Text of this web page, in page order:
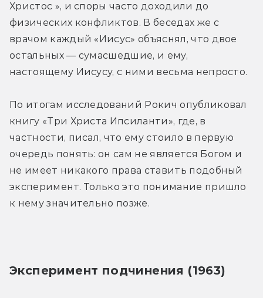
Христос », и споры часто доходили до
физических конфликтов. В беседах же с
врачом каждый «Иисус» объяснял, что двое
остальных — сумасшедшие, и ему,
настоящему Иисусу, с ними весьма непросто.
По итогам исследований Рокич опубликовал
книгу «Три Христа Ипсиланти», где, в
частности, писал, что ему стоило в первую
очередь понять: он сам не является Богом и
не имеет никакого права ставить подобный
эксперимент. Только это понимание пришло
к нему значительно позже.
Эксперимент подчинения (1963)